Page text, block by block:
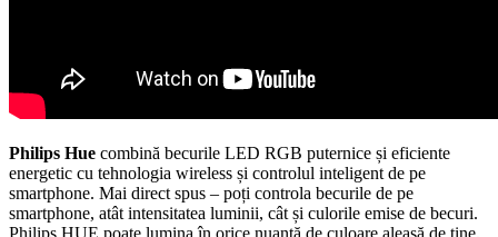
Philips Hue combină becurile LED RGB puternice și eficiente
energetic cu tehnologia wireless și controlul inteligent de pe
smartphone. Mai direct spus – poți controla becurile de pe
smartphone, atât intensitatea luminii, cât și culorile emise de becuri.
Philips HUE poate lumina în orice nuanță de culoare aleasă de tine,